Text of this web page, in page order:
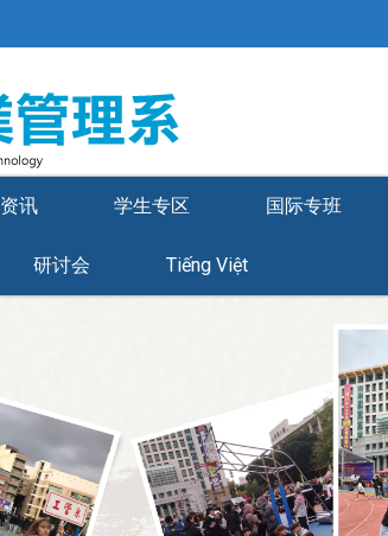
讯 学生专区 国际专班
研讨会 Tiếng Việt